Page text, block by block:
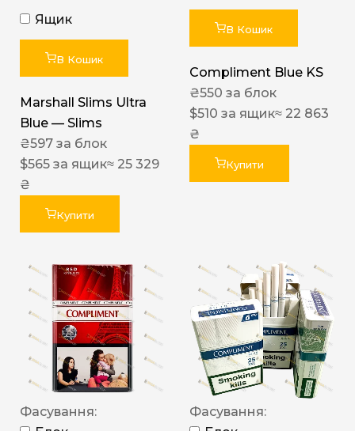
Ящик
В Кошик
Marshall Slims Ultra
Blue — Slims
₴597 за блок
$565 за ящик≈ 25 329
₴
Купити
В Кошик
Compliment Blue KS
₴550 за блок
$510 за ящик≈ 22 863
₴
Купити
Фасування:
Фасування: